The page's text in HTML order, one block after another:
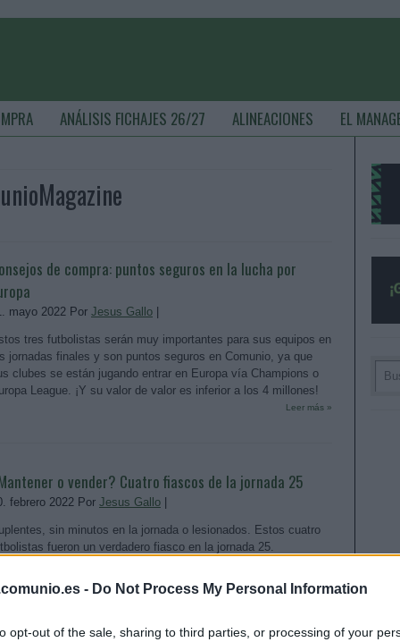
- Do Not Process My Personal Information
opt-out of the sale, sharing to third parties, or processing of your
ANÁLISIS FICHAJES 26/27 ALINEACIONES EL
de compra: puntos seguros en la lucha por
mayo 2022 Por Jesus Gallo
tres futbolistas serán muy importantes para sus equipos en
jornadas finales y son puntos seguros en Comunio, ya que
clubes se están jugando entrar en Europa vía Champions o
League. ¡Y su valor de valor es inferior a los 4 millones!
Leer más »
o vender? Cuatro fiascos de la jornada 25
febrero 2022 Por Jesus Gallo
sin minutos en la jornada o lesionados. Estos cuatro
fueron un verdadero fiasco en la jornada 25.